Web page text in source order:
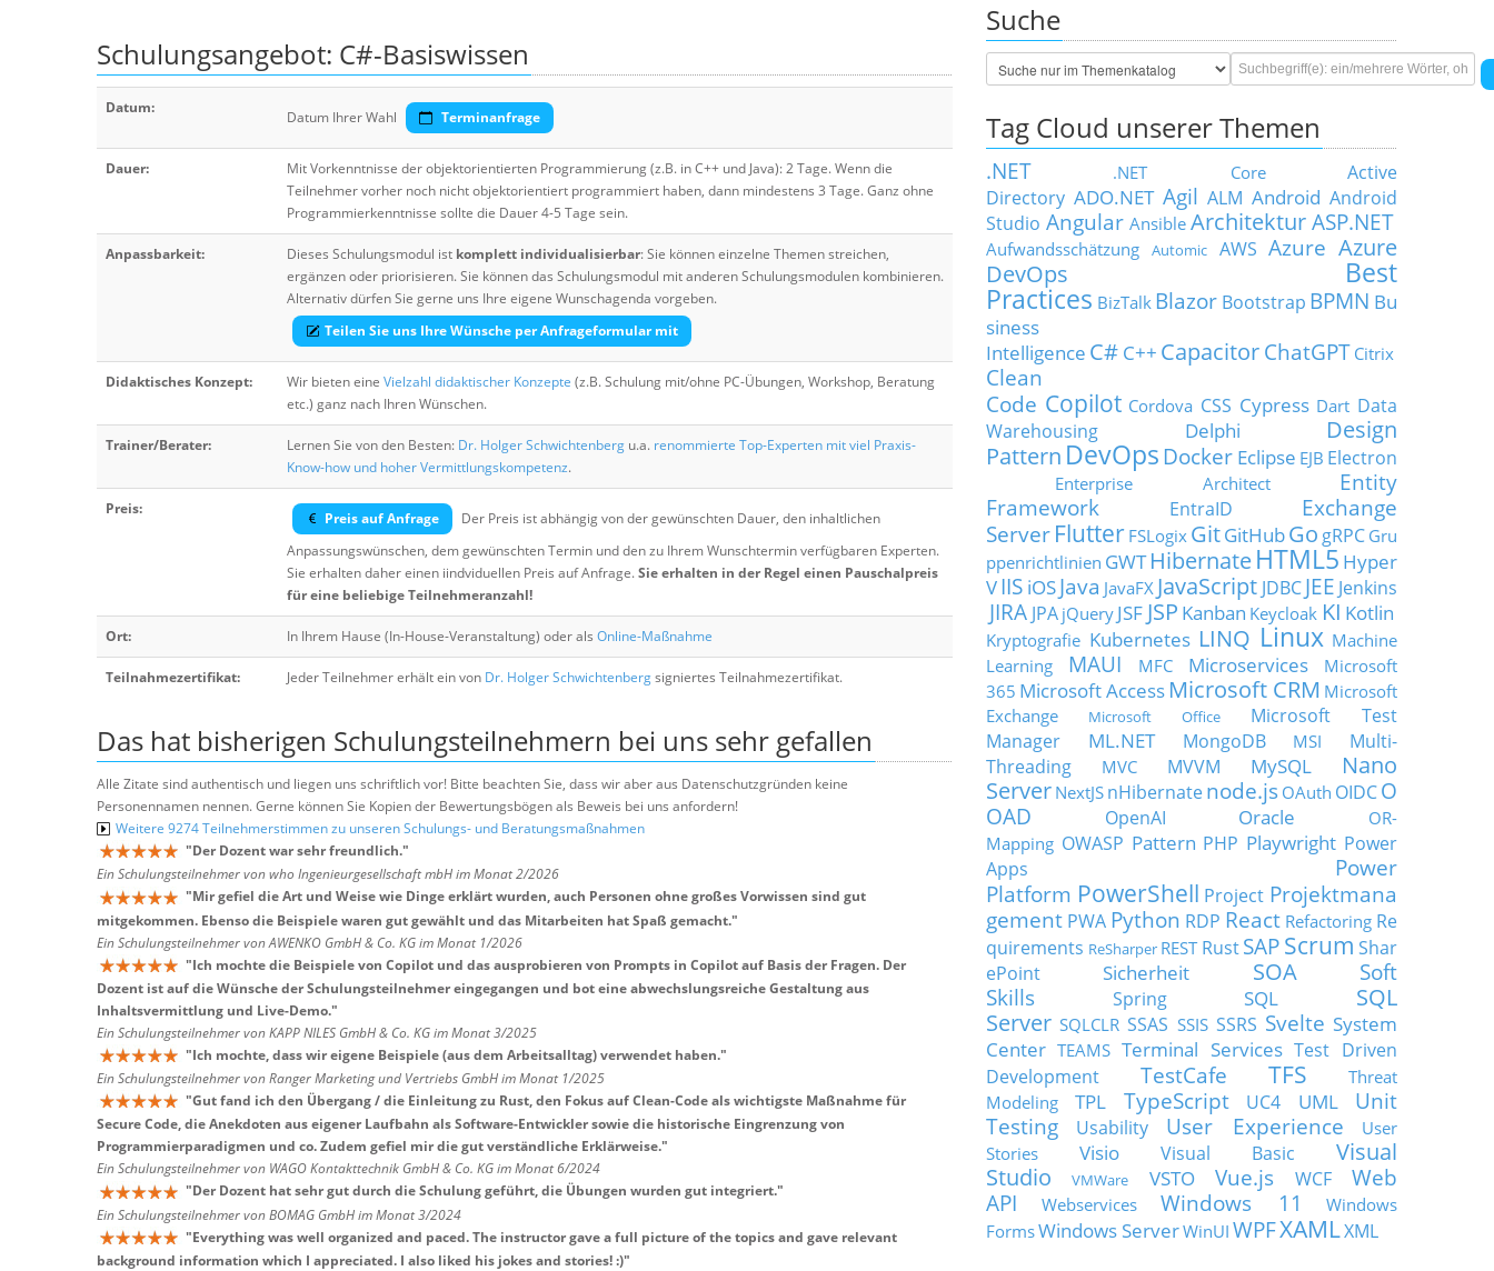
Schulungsangebot: C#-Basiswissen
Datum:
Datum Ihrer Wahl Terminanfrage
Dauer:
Mit Vorkenntnisse der objektorientierten Programmierung (z.B. in C++ und Java): 2 Tage. Wenn die
Teilnehmer vorher noch nicht objektorientiert programmiert haben, dann mindestens 3 Tage. Ganz ohne
Programmierkenntnisse sollte die Dauer 4-5 Tage sein.
Anpassbarkeit: Dieses Schulungsmodul ist komplett individualisierbar: Sie können einzelne Themen streichen,
ergänzen oder priorisieren. Sie können das Schulungsmodul mit anderen Schulungsmodulen kombinieren.
Alternativ dürfen Sie gerne uns Ihre eigene Wunschagenda vorgeben.
Teilen Sie uns Ihre Wünsche per Anfrageformular mit
Didaktisches Konzept: Wir bieten eine Vielzahl didaktischer Konzepte (z.B. Schulung mit/ohne PC-Übungen, Workshop, Beratung
etc.) ganz nach Ihren Wünschen.
Trainer/Berater: Lernen Sie von den Besten: Dr. Holger Schwichtenberg u.a. renommierte Top-Experten mit viel Praxis-
Know-how und hoher Vermittlungskompetenz.
Preis:
Preis auf Anfrage
Der Preis ist abhängig von der gewünschten Dauer, den inhaltlichen
Anpassungswünschen, dem gewünschten Termin und den zu Ihrem Wunschtermin verfügbaren Experten.
Sie erhalten daher einen iindviduellen Preis auf Anfrage.Sie erhalten in der Regel einen Pauschalpreis
für eine beliebige Teilnehmeranzahl!
Ort: In Ihrem Hause (In-House-Veranstaltung) oder als Online-Maßnahme
Teilnahmezertifikat: Jeder Teilnehmer erhält ein von Dr. Holger Schwichtenbergsigniertes Teilnahmezertifikat.
Das hat bisherigen Schulungsteilnehmern bei uns sehr gefallen
Alle Zitate sind authentisch und liegen uns schriftlich vor! Bitte beachten Sie, dass wir aber aus Datenschutzgründen keine
Personennamen nennen. Gerne können Sie Kopien der Bewertungsbögen als Beweis bei uns anfordern!
Weitere 9274 Teilnehmerstimmen zu unseren Schulungs- und Beratungsmaßnahmen
"Der Dozent war sehr freundlich."
Ein Schulungsteilnehmer von who Ingenieurgesellschaft mbH im Monat 2/2026
"Mir gefiel die Art und Weise wie Dinge erklärt wurden, auch Personen ohne großes Vorwissen sind gut
mitgekommen. Ebenso die Beispiele waren gut gewählt und das Mitarbeiten hat Spaß gemacht."
Ein Schulungsteilnehmer von AWENKO GmbH & Co. KG im Monat 1/2026
"Ich mochte die Beispiele von Copilot und das ausprobieren von Prompts in Copilot auf Basis der Fragen. Der
Dozent ist auf die Wünsche der Schulungsteilnehmer eingegangen und bot eine abwechslungsreiche Gestaltung aus
Inhaltsvermittlung und Live-Demo."
Ein Schulungsteilnehmer von KAPP NILES GmbH & Co. KG im Monat 3/2025
"Ich mochte, dass wir eigene Beispiele (aus dem Arbeitsalltag) verwendet haben."
Ein Schulungsteilnehmer von Ranger Marketing und Vertriebs GmbH im Monat 1/2025
"Gut fand ich den Übergang / die Einleitung zu Rust, den Fokus auf Clean-Code als wichtigste Maßnahme für
Secure Code, die Anekdoten aus eigener Laufbahn als Software-Entwickler sowie die historische Eingrenzung von
Programmierparadigmen und co. Zudem gefiel mir die gut verständliche Erklärweise."
Ein Schulungsteilnehmer von WAGO Kontakttechnik GmbH & Co. KG im Monat 6/2024
"Der Dozent hat sehr gut durch die Schulung geführt, die Übungen wurden gut integriert."
Ein Schulungsteilnehmer von BOMAG GmbH im Monat 3/2024
"Everything was well organized and paced. The instructor gave a full picture of the topics and gave relevant
background information which I appreciated. I also liked his jokes and stories! :)"
Suche
Tag Cloud unserer Themen
.NET .NET Core
Active
Directory ADO.NET Agil ALM Android Android
Studio Angular Ansible Architektur ASP.NET
Aufwandsschätzung Automic AWS Azure Azure
DevOps
Best
Practices BizTalk Blazor Bootstrap BPMN Bu
siness
Intelligence C# C++ Capacitor ChatGPT Citrix
Clean
Code Copilot Cordova CSS Cypress Dart Data
Warehousing
Delphi
Design
Pattern DevOps Docker Eclipse EJB Electron
Enterprise Architect
Entity
Framework
EntraID
Exchange
Server Flutter FSLogix GitGitHubGo gRPC Gru
ppenrichtlinien GWT HibernateHTML5 Hyper
VIIS iOSJava JavaFX JavaScript JDBC JEE Jenkins
JIRA JPA jQuery JSF JSP Kanban Keycloak KI Kotlin
Kryptografie Kubernetes LINQ Linux Machine
Learning
MAUI MFC Microservices
Microsoft
365 Microsoft Access Microsoft CRM Microsoft
Exchange
Microsoft Office
Microsoft Test
Manager
ML.NET MongoDB MSI
Multi-
Threading
MVC MVVM MySQL
Nano
Server NextJS nHibernatenode.js OAuth OIDCO
OAD
OpenAI Oracle
OR-
Mapping OWASP Pattern PHP Playwright Power
Apps
Power
Platform PowerShell Project Projektmana
gement PWA Python RDP React Refactoring Re
quirements ReSharper REST Rust SAP Scrum Shar
ePoint
Sicherheit SOA
Soft
Skills
Spring SQL
SQL
Server SQLCLR SSAS SSIS SSRS Svelte System
Center TEAMS Terminal Services Test Driven
Development
TestCafe TFS
Threat
Modeling
TPL TypeScript UC4 UML
Unit
Testing
Usability User Experience
User
Stories
Visio Visual Basic
Visual
Studio
VMWare VSTO Vue.js WCF
Web
API
Webservices Windows 11
Windows
FormsWindows ServerWinUI WPFXAMLXML